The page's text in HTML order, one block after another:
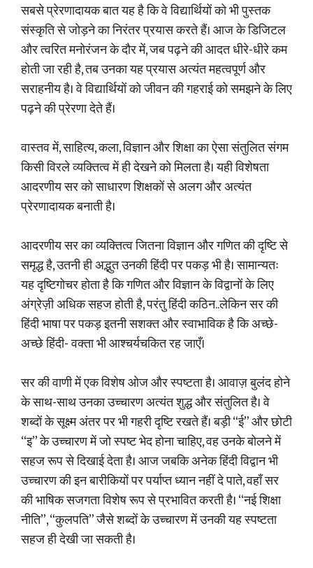
सबसे प्रेरणादायक बात यह है कि वे विद्यार्थियों को भी पुस्तक
संस्कृति से जोड़ने का निरंतर प्रयास करते हैं। आज के डिजिटल
और त्वरित मनोरंजन के दौर में, जब पढ़ने की आदत धीरे-धीरे कम
होती जा रही है, तब उनका यह प्रयास अत्यंत महत्वपूर्ण और
सराहनीय है। वे विद्यार्थियों को जीवन की गहराई को समझने के लिए
पढ़ने की प्रेरणा देते हैं।
वास्तव में, साहित्य, कला, विज्ञान और शिक्षा का ऐसा संतुलित संगम
किसी विरले व्यक्तित्व में ही देखने को मिलता है। यही विशेषता
आदरणीय सर को साधारण शिक्षकों से अलग और अत्यंत
प्रेरणादायक बनाती है।
आदरणीय सर का व्यक्तित्व जितना विज्ञान और गणित की दृष्टि से
समृद्ध है, उतनी ही अद्भुत उनकी हिंदी पर पकड़ भी है। सामान्यतः
यह दृष्टिगोचर होता है कि गणित और विज्ञान के विद्वानों के लिए
अंग्रेज़ी अधिक सहज होती है, परंतु हिंदी कठिन..लेकिन सर की
हिंदी भाषा पर पकड़ इतनी सशक्त और स्वाभाविक है कि अच्छे-
अच्छे हिंदी- वक्ता भी आश्चर्यचकित रह जाएँ।
सर की वाणी में एक विशेष ओज और स्पष्टता है। आवाज़ बुलंद होने
के साथ-साथ उनका उच्चारण अत्यंत शुद्ध और संतुलित है। वे
शब्दों के सूक्ष्म अंतर पर भी गहरी दृष्टि रखते हैं। बड़ी “ई” और छोटी
“इ” के उच्चारण में जो स्पष्ट भेद होना चाहिए, वह उनके बोलने में
सहज रूप से दिखाई देता है। आज जबकि अनेक हिंदी विद्वान भी
उच्चारण की इन बारीकियों पर पर्याप्त ध्यान नहीं दे पाते, वहाँ सर
की भाषिक सजगता विशेष रूप से प्रभावित करती है। “नई शिक्षा
नीति”, “कुलपति” जैसे शब्दों के उच्चारण में उनकी यह स्पष्टता
सहज ही देखी जा सकती है।